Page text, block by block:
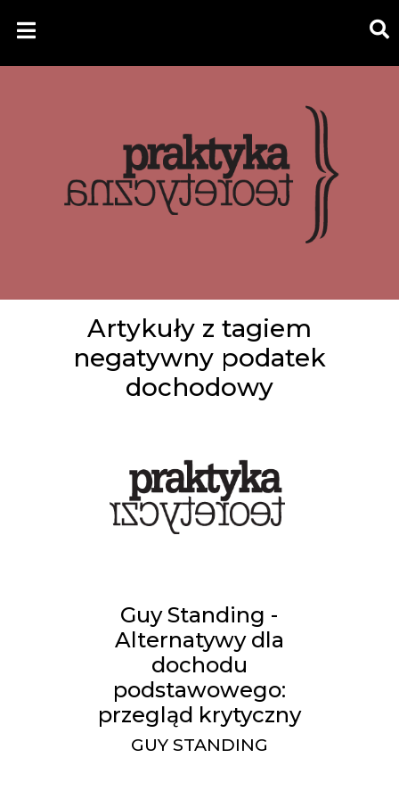
Artykuły z tagiem
negatywny podatek
dochodowy
Guy Standing -
Alternatywy dla
dochodu
podstawowego:
przegląd krytyczny
GUY STANDING